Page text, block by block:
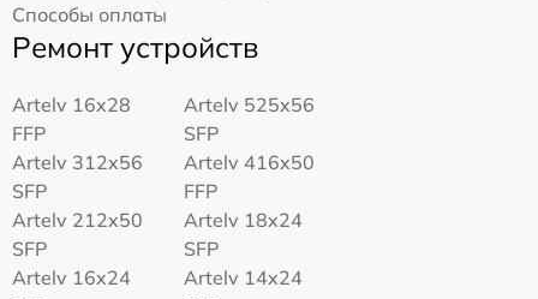
Способы оплаты
Ремонт устройств
Artelv 16x28
FFP
Artelv 525x56
SFP
Artelv 312x56
SFP
Artelv 416x50
FFP
Artelv 212x50
SFP
Artelv 18x24
SFP
Artelv 16x24
Artelv 14x24